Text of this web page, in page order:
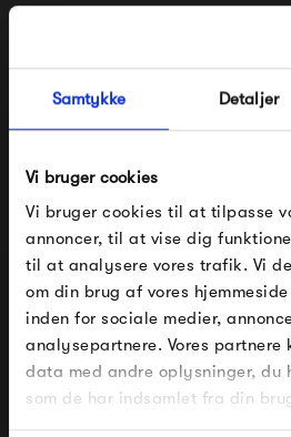
Samtykke Detaljer
Vi bruger cookies
Vi bruger cookies til at tilpasse
annoncer, til at vise dig
til at analysere vores trafik. Vi
om din brug af vores
inden for sociale medier,
analysepartnere. Vores partnere
data med andre oplysninger, du
som de har indsamlet fra din
Pedestal bygger på en vision om
fremtidens elektronik i hjemmet.
til design, stræber Pedestal efter
sig efter den måde vi lever og
lyd.
Se alle varer
Produkter fra
FÅ 10% PÅ DIN
Indtast din e-mail, så sender vi
mail. Minimumsbeløb er 499 kr.
rabatten.